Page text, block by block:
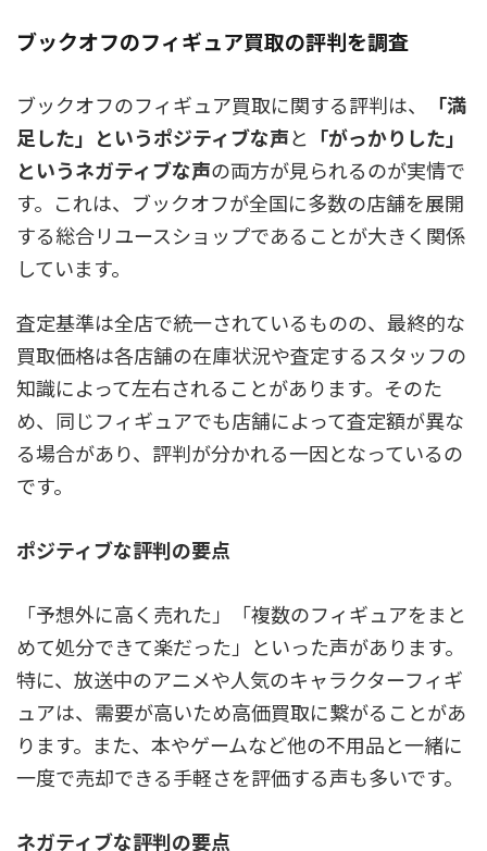
ブックオフのフィギュア買取の評判を調査
ブックオフのフィギュア買取に関する評判は、
「満
足した」というポジティブな声と 「がっかりした」
というネガティブな声の両方が見られるのが実情で
す。これは、ブックオフが全国に多数の店舗を展開
する総合リユースショップであることが大きく関係
しています。
査定基準は全店で統一されているものの、最終的な
買取価格は各店舗の在庫状況や査定するスタッフの
知識によって左右されることがあります。そのた
め、同じフィギュアでも店舗によって査定額が異な
る場合があり、評判が分かれる一因となっているの
です。
ポジティブな評判の要点
「予想外に高く売れた」「複数のフィギュアをまと
めて処分できて楽だった」といった声があります。
特に、放送中のアニメや人気のキャラクターフィギ
ュアは、需要が高いため高価買取に繋がることがあ
ります。また、本やゲームなど他の不用品と一緒に
一度で売却できる手軽さを評価する声も多いです。
ネガティブな評判の要点